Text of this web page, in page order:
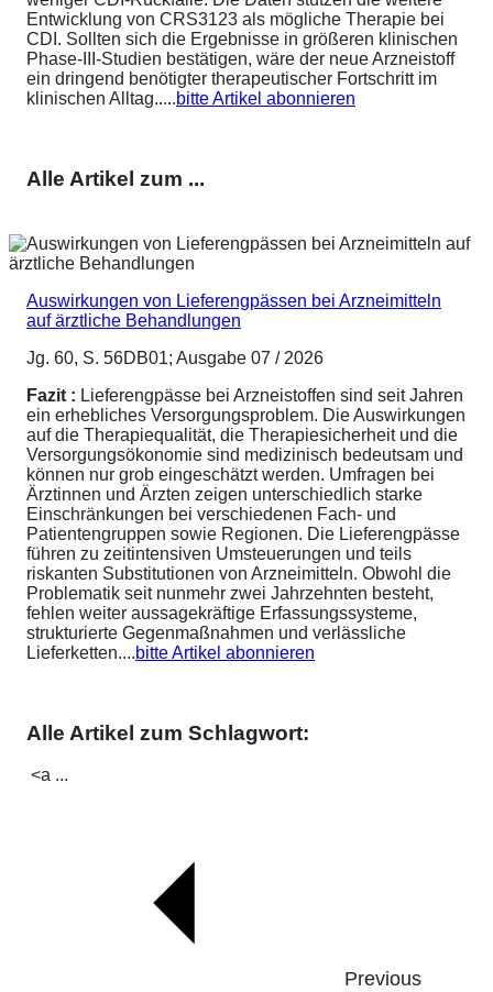
Entwicklung von CRS3123 als mögliche Therapie bei
CDI. Sollten sich die Ergebnisse in größeren klinischen
Phase-III-Studien bestätigen, wäre der neue Arzneistoff
ein dringend benötigter therapeutischer Fortschritt im
klinischen Alltag.....bitte Artikel abonnieren
Alle Artikel zum ...
Auswirkungen von Lieferengpässen bei Arzneimitteln
auf ärztliche Behandlungen
Jg. 60, S. 56DB01; Ausgabe 07 / 2026
Fazit : Lieferengpässe bei Arzneistoffen sind seit Jahren
ein erhebliches Versorgungsproblem. Die Auswirkungen
auf die Therapiequalität, die Therapiesicherheit und die
Versorgungsökonomie sind medizinisch bedeutsam und
können nur grob eingeschätzt werden. Umfragen bei
Ärztinnen und Ärzten zeigen unterschiedlich starke
Einschränkungen bei verschiedenen Fach- und
Patientengruppen sowie Regionen. Die Lieferengpässe
führen zu zeitintensiven Umsteuerungen und teils
riskanten Substitutionen von Arzneimitteln. Obwohl die
Problematik seit nunmehr zwei Jahrzehnten besteht,
fehlen weiter aussagekräftige Erfassungssysteme,
strukturierte Gegenmaßnahmen und verlässliche
Lieferketten....bitte Artikel abonnieren
Alle Artikel zum Schlagwort:
<a ...
Previous